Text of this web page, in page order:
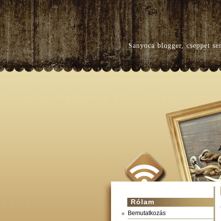
Sanyoca blogger, cseppet
Rólam
Bemutatkozás